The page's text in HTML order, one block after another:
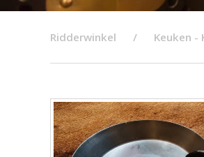
Ridderwinkel Keuken -